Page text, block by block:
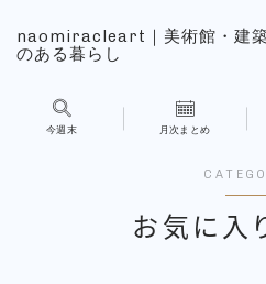
naomiracleart｜美術館・建築
のある暮らし
今週末 月次まとめ
お気に入